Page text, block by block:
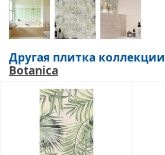
Другая плитка коллекции
Botanica